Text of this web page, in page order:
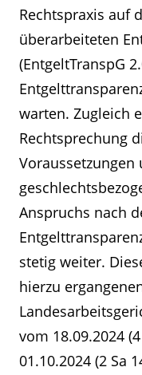
Rechtspraxis auf
überarbeiteten
(EntgeltTranspG
warten. Zugleich
Rechtsprechung
Voraussetzungen
Anspruchs nach
stetig weiter.
hierzu
vom 18.09.2024
01.10.2024 (2 Sa